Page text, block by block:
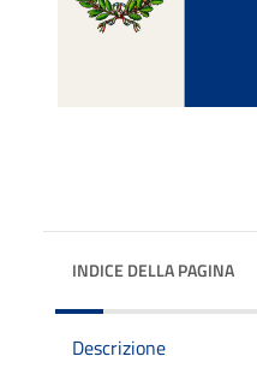
INDICE DELLA PAGINA
Descrizione